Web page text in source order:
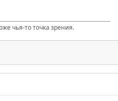
чья-то точка зрения.